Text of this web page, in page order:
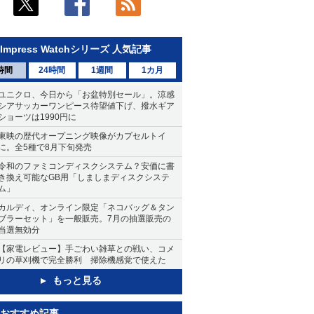
Impress Watchシリーズ 人気記事
間 24時間 1週間 1カ月
ニクロ、今日から「お盆特別セール」。涼感
アサッカーワンピース待望値下げ、撥水ギア
ョーツは1990円に
映の歴代オープニング映像がカプセルトイ
。全5種で8月下旬発売
和のファミコンディスクシステム？安価に書
換え可能なGB用「しましまディスクシステ
」
ルディ、オンライン限定「ネコバッグ＆タン
ラーセット」を一般販売。7月の抽選販売の
選無効分
家電レビュー】手ごわい雑草との戦い、コメ
の草刈機で完全勝利 掃除機感覚で使えた
もっと見る